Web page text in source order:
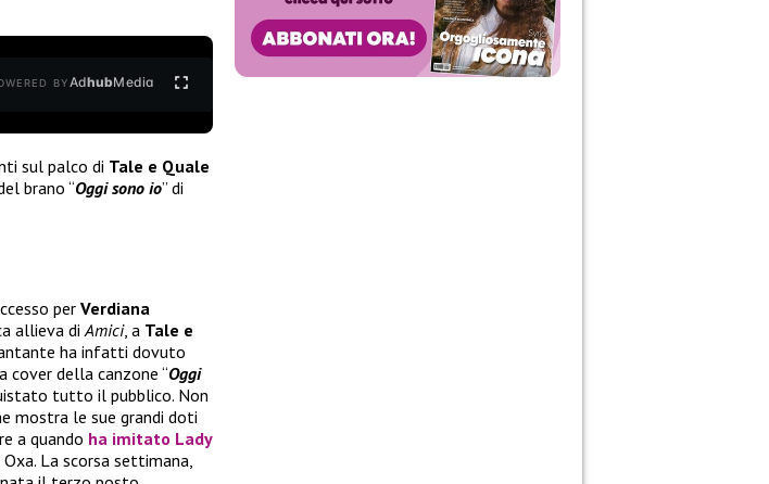
BYAdhubMedia
sul palco di Tale e Quale
brano “Oggi sono io” di
perVerdiana
allieva diAmici, a Tale e
ha infatti dovuto
cover della canzone “Oggi
tutto il pubblico. Non
mostra le sue grandi doti
a quando ha imitato Lady
Oxa. La scorsa settimana,